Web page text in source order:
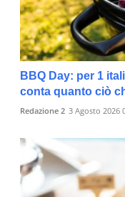
BBQ Day: per 1
conta quanto ciò
Redazione 2 3 Agosto 2026